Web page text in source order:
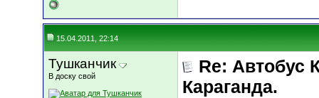
15.04.2011, 22:14
Тушканчик
В доску свой
Re: Автобус
Караганда.